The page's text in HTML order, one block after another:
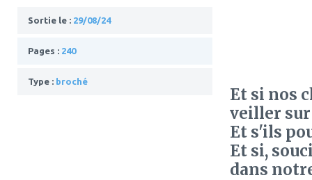
Sortie le : 29/08/24
Pages : 240
Type : broché
Et si nos
veiller sur
Et s'ils
Et si,
dans